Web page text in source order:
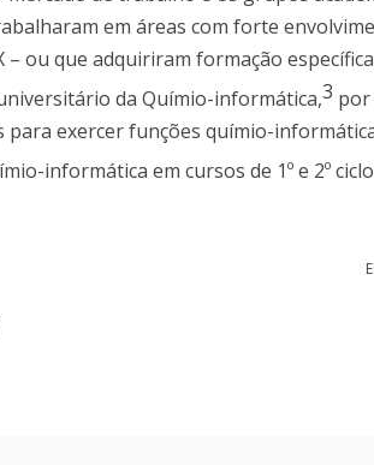
em áreas com forte
ou que adquiriram formação
da Químio-informática,3 por
exercer funções químio-
informática em cursos de 1º e 2º